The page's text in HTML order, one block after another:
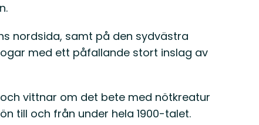
nordsida, samt på den sydvästra
med ett påfallande stort inslag av
vittnar om det bete med nötkreatur
till och från under hela 1900-talet.